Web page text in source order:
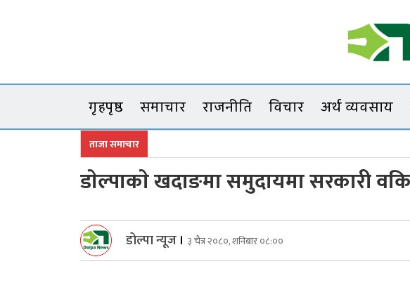
गृहपृष्ठ समाचार राजनीति विचार अर्थ व्यवसाय
ताजा समाचार
डाेल्पाकाे खदाङमा समुदायमा सरकारी
डोल्पा न्यूज । ३ चैत्र २०८०, शनिबार ०८:००